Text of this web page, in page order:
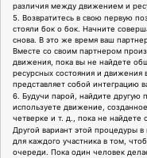
различия между движением и
5. Возвратитесь в свою первую
стояли бок о бок. Начните
снова. В это же время ваш
Вместе со своим партнером
движения, пока вы не найдете
ресурсных состояния и
представляет собой интеграцию
6. Будучи парой, найдите другую
используете движение,
четверке и т. д., пока не
Другой вариант этой процедуры
для каждого участника в том,
очереди. Пока один человек